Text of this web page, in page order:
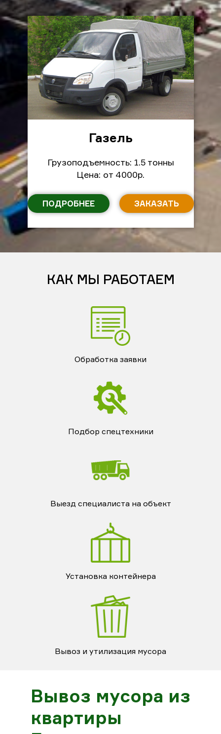
Газель
Грузоподъемность: 1.5 тонны
Цена: от 4000р.
ПОДРОБНЕЕ ЗАКАЗАТЬ
КАК МЫ РАБОТАЕМ
Обработка заявки
Подбор спецтехники
Выезд специалиста на объект
Установка контейнера
Вывоз и утилизация мусора
Вывоз мусора из
квартиры